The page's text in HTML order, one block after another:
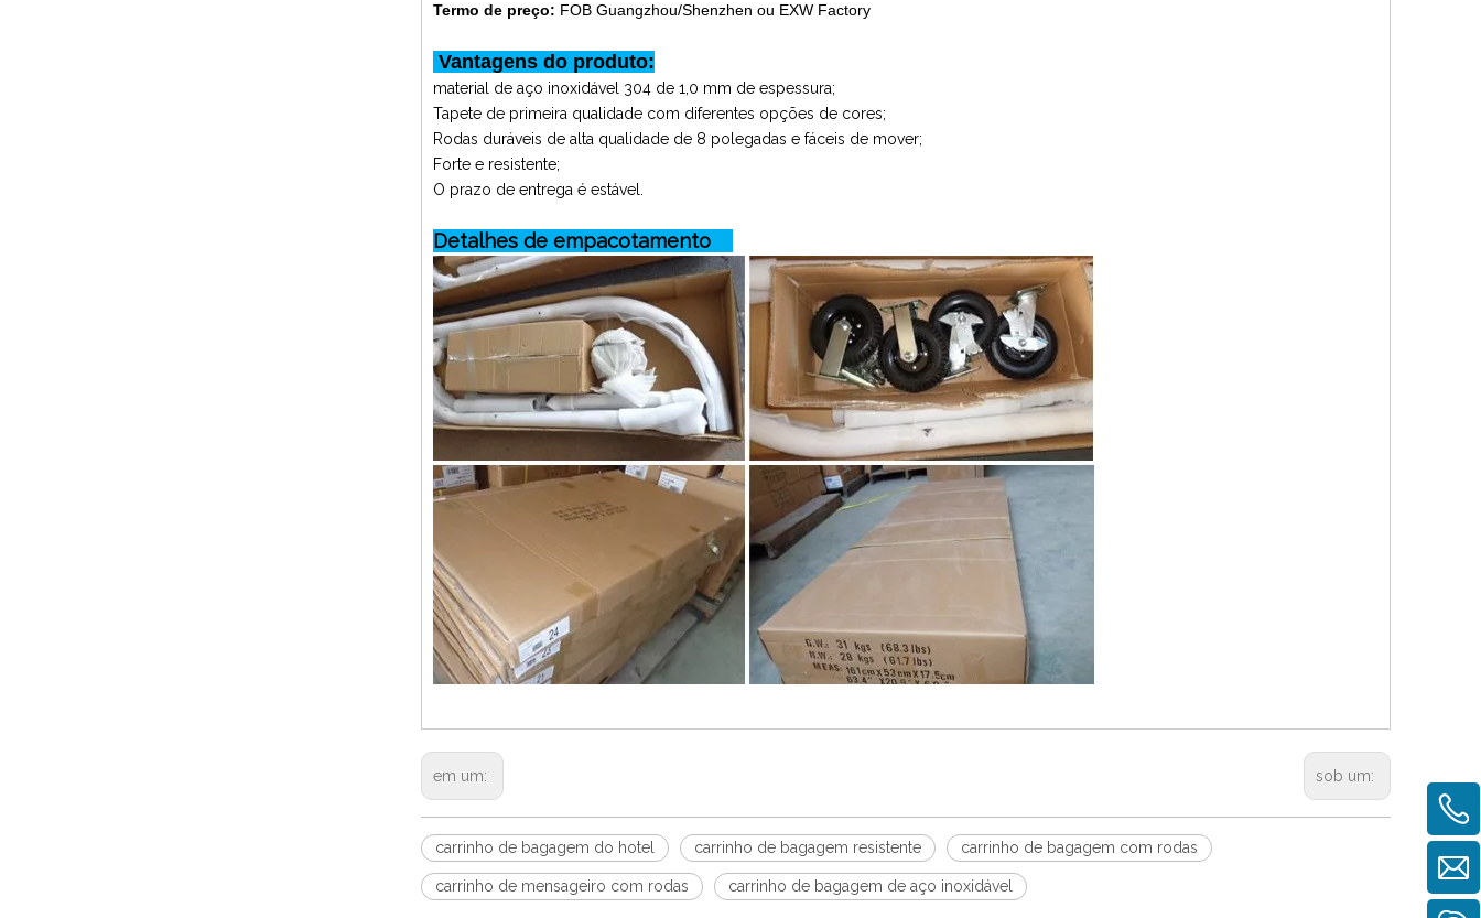
Termo de preço: FOB Guangzhou/Shenzhen ou EXW Factory
Vantagens do produto:
material de aço inoxidável 304 de 1,0 mm de espessura;
Tapete de primeira qualidade com diferentes opções de cores;
Rodas duráveis ​​de alta qualidade de 8 polegadas e fáceis de mover;
Forte e resistente;
O prazo de entrega é estável.
Detalhes de empacotamento
em um: sob um:
carrinho de bagagem do hotel carrinho de bagagem resistente carrinho de bagagem com rodas
carrinho de mensageiro com rodas carrinho de bagagem de aço inoxidável